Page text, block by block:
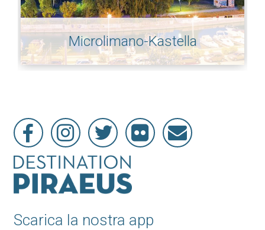
Microlimano-Kastella
Scarica la nostra app